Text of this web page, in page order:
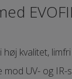
kvalitet,
UV- og IR-